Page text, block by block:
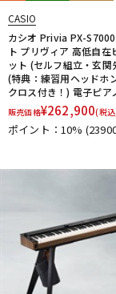
CASIO
カシオ Privia PX-
ト プリヴィア 高低自在
ット (セルフ組立・玄関
(特典：練習用ヘッドホ
クロス付き！) 電子ピア
販売価格¥262,900(税
ポイント：10%